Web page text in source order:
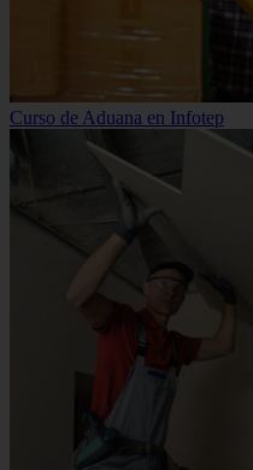
Curso de Aduana en Infotep